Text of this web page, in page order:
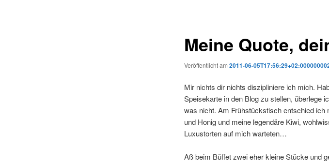
Meine Quote,
Veröffentlicht am 2011-06-
Mir nichts dir nichts diszipliniere ich mich.
Speisekarte in den Blog zu stellen, überlege
was nicht. Am Frühstückstisch entschied
und Honig und meine legendäre Kiwi,
Luxustorten auf mich warteten…
Aß beim Büffet zwei eher kleine Stücke und